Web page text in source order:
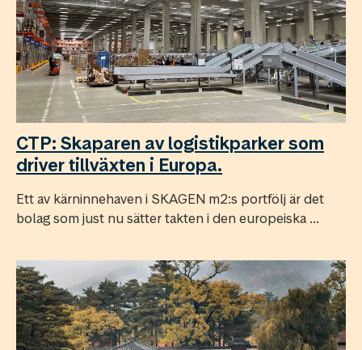
CTP: Skaparen av logistikparker som
driver tillväxten i Europa.
Ett av kärninnehaven i SKAGEN m2:s portfölj är det
bolag som just nu sätter takten i den europeiska ...